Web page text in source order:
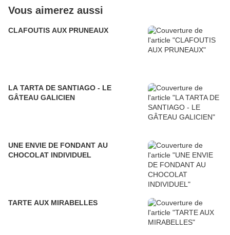
Vous aimerez aussi
CLAFOUTIS AUX PRUNEAUX
LA TARTA DE SANTIAGO - LE
GÂTEAU GALICIEN
UNE ENVIE DE FONDANT AU
CHOCOLAT INDIVIDUEL
TARTE AUX MIRABELLES